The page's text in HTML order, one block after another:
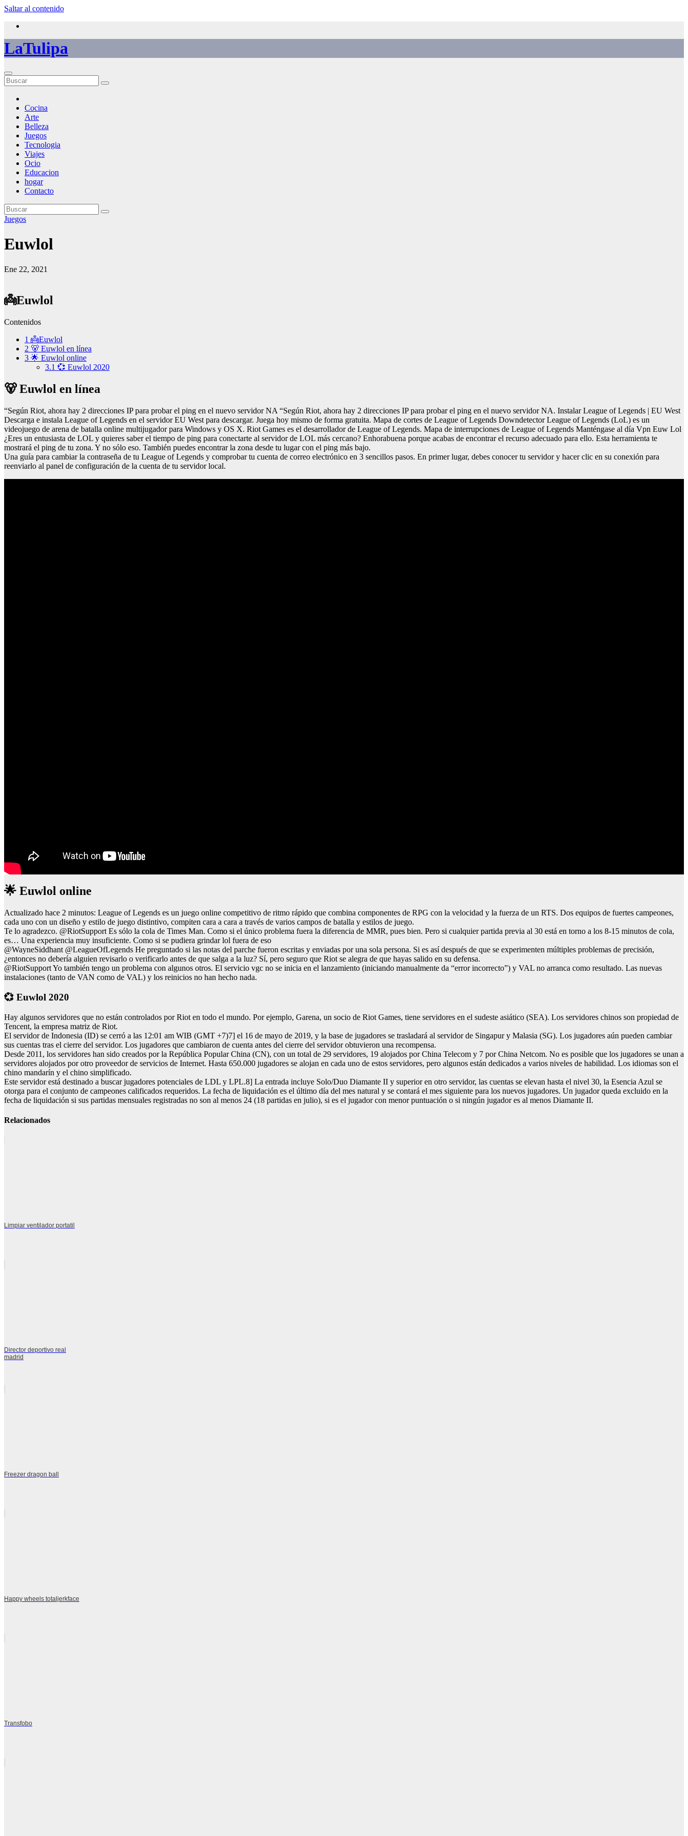
Saltar al contenido
LaTulipa
Cocina
Arte
Belleza
Juegos
Tecnologia
Viajes
Ocio
Educacion
hogar
Contacto
Juegos
Euwlol
Ene 22, 2021
👼Euwlol
Contenidos
1 👼Euwlol
2 🐻 Euwlol en línea
3 🌟 Euwlol online
3.1 💞 Euwlol 2020
🐻 Euwlol en línea
“Según Riot, ahora hay 2 direcciones IP para probar el ping en el nuevo servidor NA “Según Riot, ahora hay 2 direcciones IP para probar el ping en el nuevo servidor NA. Instalar League of Legends | EU West
Descarga e instala League of Legends en el servidor EU West para descargar. Juega hoy mismo de forma gratuita. Mapa de cortes de League of Legends Downdetector League of Legends (LoL) es un
videojuego de arena de batalla online multijugador para Windows y OS X. Riot Games es el desarrollador de League of Legends. Mapa de interrupciones de League of Legends Manténgase al día Vpn Euw Lol
¿Eres un entusiasta de LOL y quieres saber el tiempo de ping para conectarte al servidor de LOL más cercano? Enhorabuena porque acabas de encontrar el recurso adecuado para ello. Esta herramienta te
mostrará el ping de tu zona. Y no sólo eso. También puedes encontrar la zona desde tu lugar con el ping más bajo.
Una guía para cambiar la contraseña de tu League of Legends y comprobar tu cuenta de correo electrónico en 3 sencillos pasos. En primer lugar, debes conocer tu servidor y hacer clic en su conexión para
reenviarlo al panel de configuración de la cuenta de tu servidor local.
🌟 Euwlol online
Actualizado hace 2 minutos: League of Legends es un juego online competitivo de ritmo rápido que combina componentes de RPG con la velocidad y la fuerza de un RTS. Dos equipos de fuertes campeones,
cada uno con un diseño y estilo de juego distintivo, compiten cara a cara a través de varios campos de batalla y estilos de juego.
Te lo agradezco. @RiotSupport Es sólo la cola de Times Man. Como si el único problema fuera la diferencia de MMR, pues bien. Pero si cualquier partida previa al 30 está en torno a los 8-15 minutos de cola,
es… Una experiencia muy insuficiente. Como si se pudiera grindar lol fuera de eso
@WayneSiddhant @LeagueOfLegends He preguntado si las notas del parche fueron escritas y enviadas por una sola persona. Si es así después de que se experimenten múltiples problemas de precisión,
¿entonces no debería alguien revisarlo o verificarlo antes de que salga a la luz? Sí, pero seguro que Riot se alegra de que hayas salido en su defensa.
@RiotSupport Yo también tengo un problema con algunos otros. El servicio vgc no se inicia en el lanzamiento (iniciando manualmente da “error incorrecto”) y VAL no arranca como resultado. Las nuevas
instalaciones (tanto de VAN como de VAL) y los reinicios no han hecho nada.
💞 Euwlol 2020
Hay algunos servidores que no están controlados por Riot en todo el mundo. Por ejemplo, Garena, un socio de Riot Games, tiene servidores en el sudeste asiático (SEA). Los servidores chinos son propiedad de
Tencent, la empresa matriz de Riot.
El servidor de Indonesia (ID) se cerró a las 12:01 am WIB (GMT +7)7] el 16 de mayo de 2019, y la base de jugadores se trasladará al servidor de Singapur y Malasia (SG). Los jugadores aún pueden cambiar
sus cuentas tras el cierre del servidor. Los jugadores que cambiaron de cuenta antes del cierre del servidor obtuvieron una recompensa.
Desde 2011, los servidores han sido creados por la República Popular China (CN), con un total de 29 servidores, 19 alojados por China Telecom y 7 por China Netcom. No es posible que los jugadores se unan a
servidores alojados por otro proveedor de servicios de Internet. Hasta 650.000 jugadores se alojan en cada uno de estos servidores, pero algunos están dedicados a varios niveles de habilidad. Los idiomas son el
chino mandarín y el chino simplificado.
Este servidor está destinado a buscar jugadores potenciales de LDL y LPL.8] La entrada incluye Solo/Duo Diamante II y superior en otro servidor, las cuentas se elevan hasta el nivel 30, la Esencia Azul se
otorga para el conjunto de campeones calificados requeridos. La fecha de liquidación es el último día del mes natural y se contará el mes siguiente para los nuevos jugadores. Un jugador queda excluido en la
fecha de liquidación si sus partidas mensuales registradas no son al menos 24 (18 partidas en julio), si es el jugador con menor puntuación o si ningún jugador es al menos Diamante II.
Relacionados
Limpiar ventilador portatil
Director deportivo real
madrid
Freezer dragon ball
Happy wheels totaljerkface
Transfobo